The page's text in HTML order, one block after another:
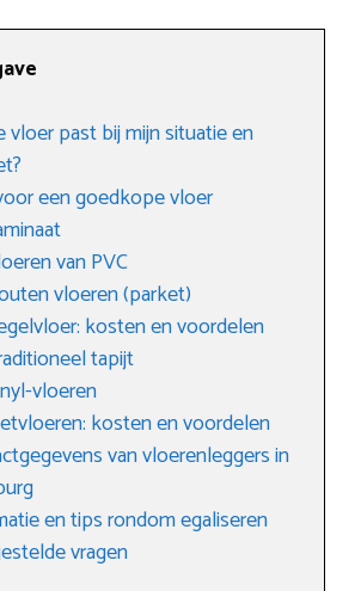
vloer past bij mijn situatie en
een goedkope vloer
van PVC
vloeren (parket)
kosten en voordelen
tapijt
vloeren
kosten en voordelen
van vloerenleggers in
en tips rondom egaliseren
vragen